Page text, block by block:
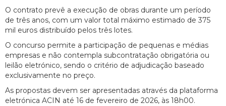
O contrato prevê a execução de obras durante um período
de três anos, com um valor total máximo estimado de 375
mil euros distribuído pelos três lotes.
O concurso permite a participação de pequenas e médias
empresas e não contempla subcontratação obrigatória ou
leilão eletrónico, sendo o critério de adjudicação baseado
exclusivamente no preço.
As propostas devem ser apresentadas através da plataforma
eletrónica ACIN até 16 de fevereiro de 2026, às 18h00.